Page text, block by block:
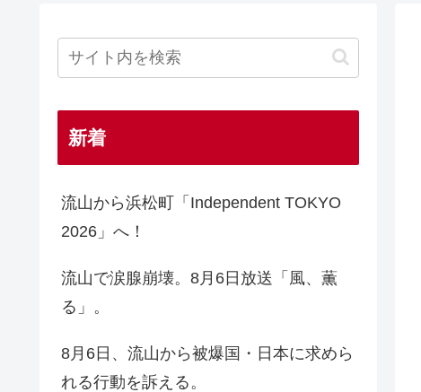
新着
流山から浜松町「Independent TOKYO
2026」へ！
流山で涙腺崩壊。8月6日放送「風、薫
る」。
8月6日、流山から被爆国・日本に求めら
れる行動を訴える。